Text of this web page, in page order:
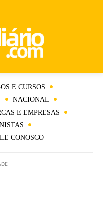
E CURSOS
NACIONAL
E EMPRESAS
CONOSCO